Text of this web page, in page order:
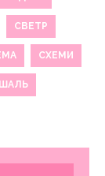
СВЕТР
СХЕМИ
ШАЛЬ